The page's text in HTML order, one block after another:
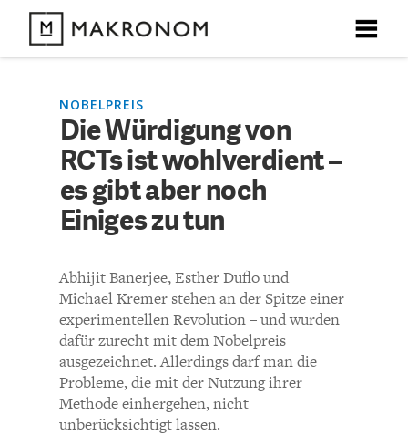
X
ARTIKEL
FEATURES
NEWSLETTER
ÜBER UNS
SUCHE
X
Unser kostenloser Newsletter informiert Sie über unsere
X
BODEN
X
CHARTBOOK
NOBELPREIS
Die Würdigung von
RCTs ist wohlverdient –
es gibt aber noch
Einiges zu tun
Abhijit Banerjee, Esther Duflo und
Michael Kremer stehen an der Spitze einer
experimentellen Revolution – und wurden
dafür zurecht mit dem Nobelpreis
ausgezeichnet. Allerdings darf man die
Probleme, die mit der Nutzung ihrer
Methode einhergehen, nicht
unberücksichtigt lassen.
X
KOMMENTARE ZU
Die Würdigung von RCTs
ist wohlverdient – es gibt
aber noch Einiges zu tun
KOMMENTIEREN (VIA EMAIL)
Richtlinien
Bisher noch kein Kommentar.